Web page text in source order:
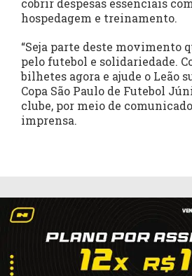
hospedagem e treinamento.
“Seja parte deste movimento
pelo futebol e solidariedade.
bilhetes agora e ajude o Leão
Copa São Paulo de Futebol
clube, por meio de
imprensa.